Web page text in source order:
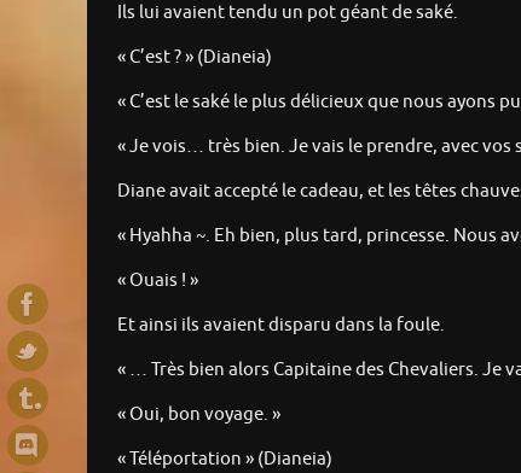
Ils lui avaient tendu un pot géant de saké.
« C’est ? » (Dianeia)
« C’est le saké le plus délicieux que nous ayons
« Je vois… très bien. Je vais le prendre, avec vos
Diane avait accepté le cadeau, et les têtes
« Hyahha ~. Eh bien, plus tard, princesse. Nous
« Ouais ! »
Et ainsi ils avaient disparu dans la foule.
« … Très bien alors Capitaine des Chevaliers. Je
« Oui, bon voyage. »
« Téléportation » (Dianeia)